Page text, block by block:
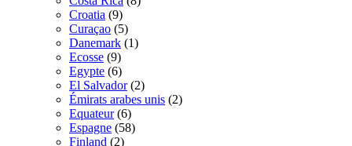
Croatia (9)
Curaçao (5)
Danemark (1)
Ecosse (9)
Egypte (6)
El Salvador (2)
Émirats arabes unis (2)
Equateur (6)
Espagne (58)
Finland (2)